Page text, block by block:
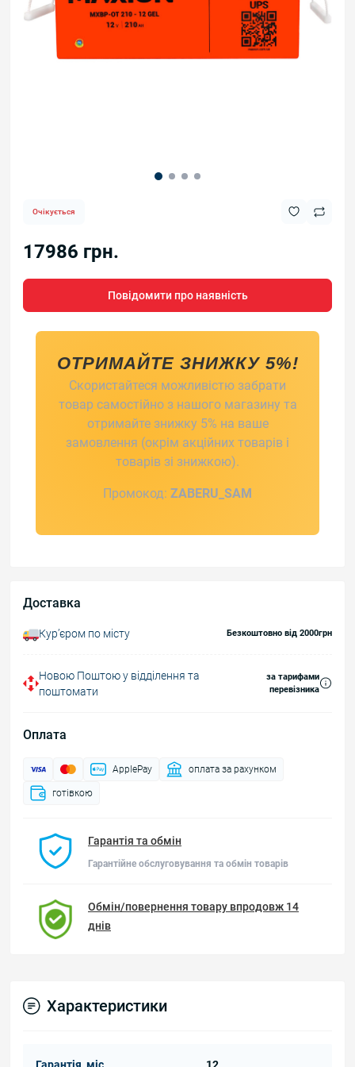
Очікується
17986 грн.
Повідомити про наявність
ОТРИМАЙТЕ ЗНИЖКУ 5%!
Скористайтеся можливістю забрати
товар самостійно з нашого магазину та
отримайте знижку 5% на ваше
замовлення (окрім акційних товарів і
товарів зі знижкою).
Промокод: ZABERU_SAM
Доставка
Курʼєром по місту Безкоштовно від 2000грн
Новою Поштою у відділення та
поштомати
за тарифами
перевізника
Оплата
ApplePay оплата за рахунком
готівкою
Гарантія та обмін
Гарантійне обслуговування та обмін товарів
Обмін/повернення товару впродовж 14
днів
Характеристики
Гарантія, міс 12